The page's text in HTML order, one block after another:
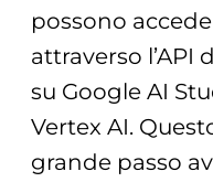
possono
attraverso l’API
su Google AI
Vertex AI.
grande passo